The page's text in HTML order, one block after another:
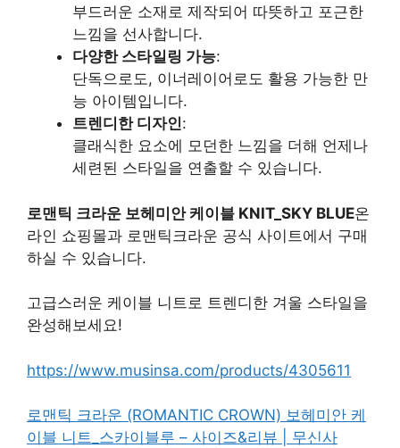
부드러운 소재로 제작되어 따뜻하고 포근한
느낌을 선사합니다.
다양한 스타일링 가능:
단독으로도, 이너레이어로도 활용 가능한 만
능 아이템입니다.
트렌디한 디자인:
클래식한 요소에 모던한 느낌을 더해 언제나
세련된 스타일을 연출할 수 있습니다.
로맨틱 크라운 보헤미안 케이블 KNIT_SKY BLUE온
라인 쇼핑몰과 로맨틱크라운 공식 사이트에서 구매
하실 수 있습니다.
고급스러운 케이블 니트로 트렌디한 겨울 스타일을
완성해보세요!
https://www.musinsa.com/products/4305611
로맨틱 크라운 (ROMANTIC CROWN) 보헤미안 케
이블 니트_스카이블루 – 사이즈&리뷰 | 무신사